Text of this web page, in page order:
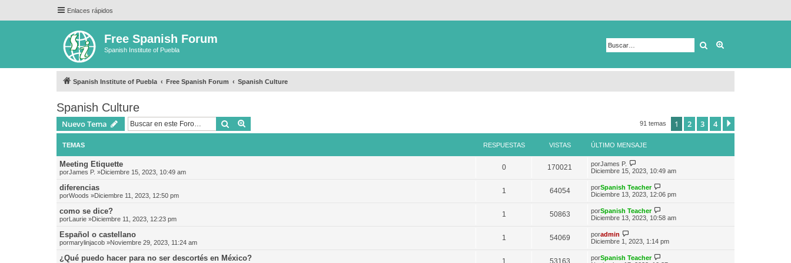
Enlaces rápidos
Free Spanish Forum
Spanish Institute of Puebla Buscar
Spanish Institute of Puebla Free Spanish Forum Spanish Culture
Spanish Culture
Nuevo Tema Buscar 91 temas 1 2 3 4
TEMAS RESPUESTAS VISTAS ÚLTIMO MENSAJE
Meeting Etiquette
porJames P. »Diciembre 15, 2023, 10:49 am
0 170021 porJames P.
e
l
t
m
o
n
j
Diciembre 15, 2023, 10:49 am
diferencias
porWoods »Diciembre 11, 2023, 12:50 pm
1 64054 porSpanish Teacher
e
l
t
o
Diciembre 13, 2023, 12:06 pm
como se dice?
porLaurie »Diciembre 11, 2023, 12:23 pm
1 50863 porSpanish Teacher
e
t
Diciembre 13, 2023, 10:58 am
Español o castellano
pormarylinjacob »Noviembre 29, 2023, 11:24 am
1 54069 poradmin
e
ú
l
Diciembre 1, 2023, 1:14 pm
¿Qué puedo hacer para no ser descortés en México? 1 53163 porSpanish Teacher